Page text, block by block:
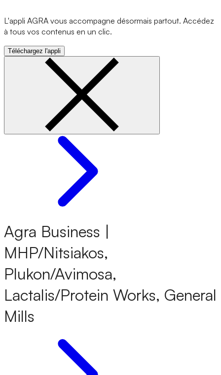
L'appli AGRA vous accompagne désormais partout. Accédez
à tous vos contenus en un clic.
Téléchargez l'appli
Agra Business |
MHP/Nitsiakos,
Plukon/Avimosa,
Lactalis/Protein Works, General
Mills